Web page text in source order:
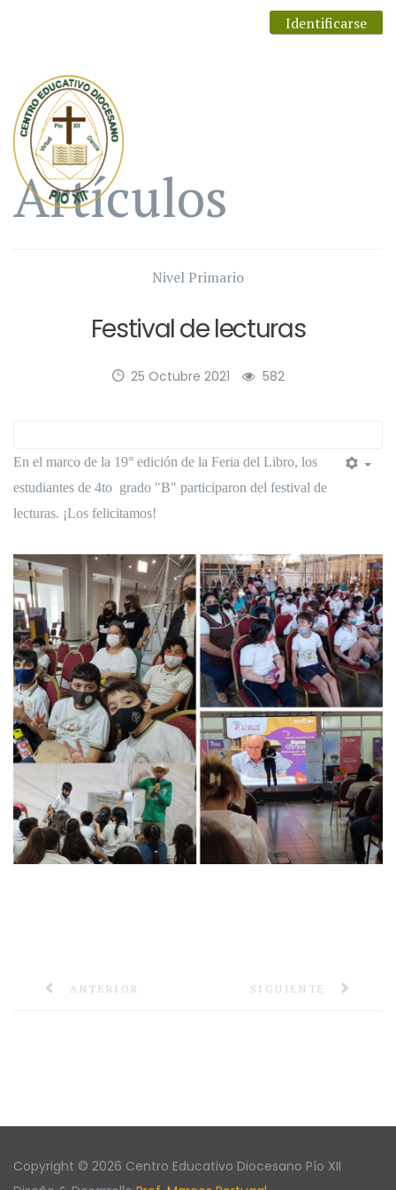
Identificarse
Artículos
Nivel Primario
Festival de lecturas
25 Octubre 2021 582
En el marco de la 19° edición de la Feria del Libro, los
estudiantes de 4to grado "B" participaron del festival de
lecturas. ¡Los felicitamos!
ANTERIOR SIGUIENTE
Copyright © 2026 Centro Educativo Diocesano Pío XII